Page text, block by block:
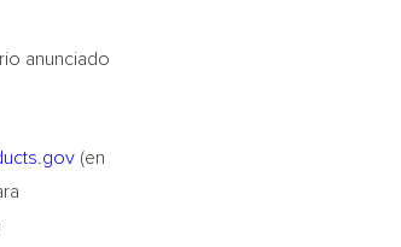
anunciado
(en